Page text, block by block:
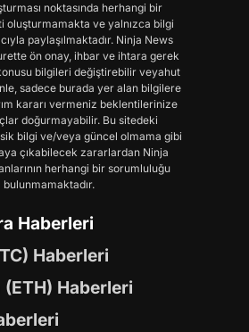
noktasında herhangi bir
oluşturmamakta ve yalnızca bilgi
paylaşılmaktadır. Ninja News
ön onay, ihbar ve ihtara gerek
bilgileri değiştirebilir veyahut
sadece burada yer alan bilgilere
kararı vermeniz beklentilerinize
doğurmayabilir. Bu sitedeki
bilgi ve/veya güncel olmama gibi
çıkabilecek zararlardan Ninja
herhangi bir sorumluluğu
bulunmamaktadır.
Haberleri
Haberleri
Haberleri